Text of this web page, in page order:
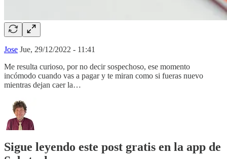
Jose Jue, 29/12/2022 - 11:41
Me resulta curioso, por no decir sospechoso, ese momento
incómodo cuando vas a pagar y te miran como si fueras nuevo
mientras dejan caer la…
Sigue leyendo este post gratis en la app de